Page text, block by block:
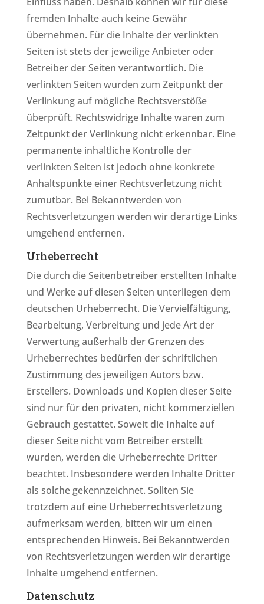
fremden Inhalte auch keine Gewähr
übernehmen. Für die Inhalte der verlinkten
Seiten ist stets der jeweilige Anbieter oder
Betreiber der Seiten verantwortlich. Die
verlinkten Seiten wurden zum Zeitpunkt der
Verlinkung auf mögliche Rechtsverstöße
überprüft. Rechtswidrige Inhalte waren zum
Zeitpunkt der Verlinkung nicht erkennbar. Eine
permanente inhaltliche Kontrolle der
verlinkten Seiten ist jedoch ohne konkrete
Anhaltspunkte einer Rechtsverletzung nicht
zumutbar. Bei Bekanntwerden von
Rechtsverletzungen werden wir derartige Links
umgehend entfernen.
Urheberrecht
Die durch die Seitenbetreiber erstellten Inhalte
und Werke auf diesen Seiten unterliegen dem
deutschen Urheberrecht. Die Vervielfältigung,
Bearbeitung, Verbreitung und jede Art der
Verwertung außerhalb der Grenzen des
Urheberrechtes bedürfen der schriftlichen
Zustimmung des jeweiligen Autors bzw.
Erstellers. Downloads und Kopien dieser Seite
sind nur für den privaten, nicht kommerziellen
Gebrauch gestattet. Soweit die Inhalte auf
dieser Seite nicht vom Betreiber erstellt
wurden, werden die Urheberrechte Dritter
beachtet. Insbesondere werden Inhalte Dritter
als solche gekennzeichnet. Sollten Sie
trotzdem auf eine Urheberrechtsverletzung
aufmerksam werden, bitten wir um einen
entsprechenden Hinweis. Bei Bekanntwerden
von Rechtsverletzungen werden wir derartige
Inhalte umgehend entfernen.
Datenschutz